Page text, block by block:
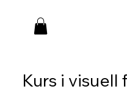
Kurs i visuell